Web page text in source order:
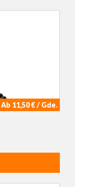
Ab 11,50 € / Gde.